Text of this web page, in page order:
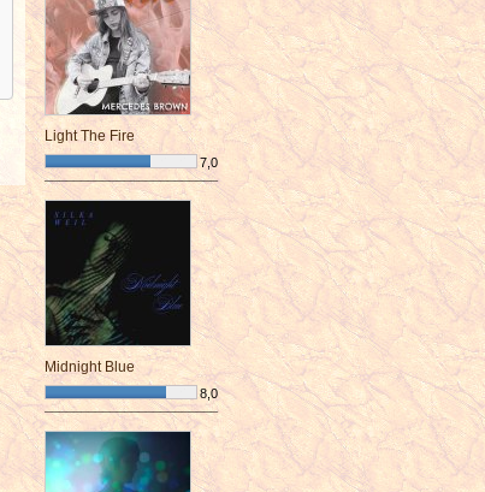
Light The Fire
7,0
¯¯¯¯¯¯¯¯¯¯¯¯¯¯¯¯¯¯¯¯¯¯¯¯
Midnight Blue
8,0
¯¯¯¯¯¯¯¯¯¯¯¯¯¯¯¯¯¯¯¯¯¯¯¯